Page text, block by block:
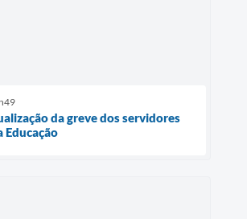
da greve dos servidores
Educação